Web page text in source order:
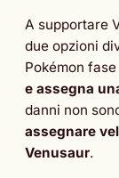
A supportare
due opzioni
Pokémon
e assegna
danni non
assegnare
Venusaur.